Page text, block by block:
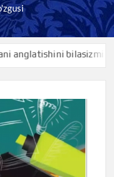
bilasizmi